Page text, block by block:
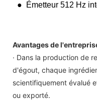
● Émetteur 512 Hz
Avantages de
· Dans la production de
d'égout, chaque
scientifiquement évalué
ou exporté.